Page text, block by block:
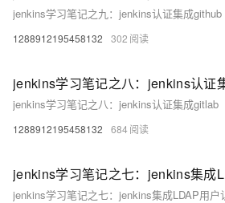
jenkins学习笔记之九：jenkins认证集成github
1288912195458132 302
jenkins学习笔记之八：jenkins认证
jenkins学习笔记之八：jenkins认证集成gitlab
1288912195458132 684
jenkins学习笔记之七：jenkins集成
jenkins学习笔记之七：jenkins集成LDAP用户